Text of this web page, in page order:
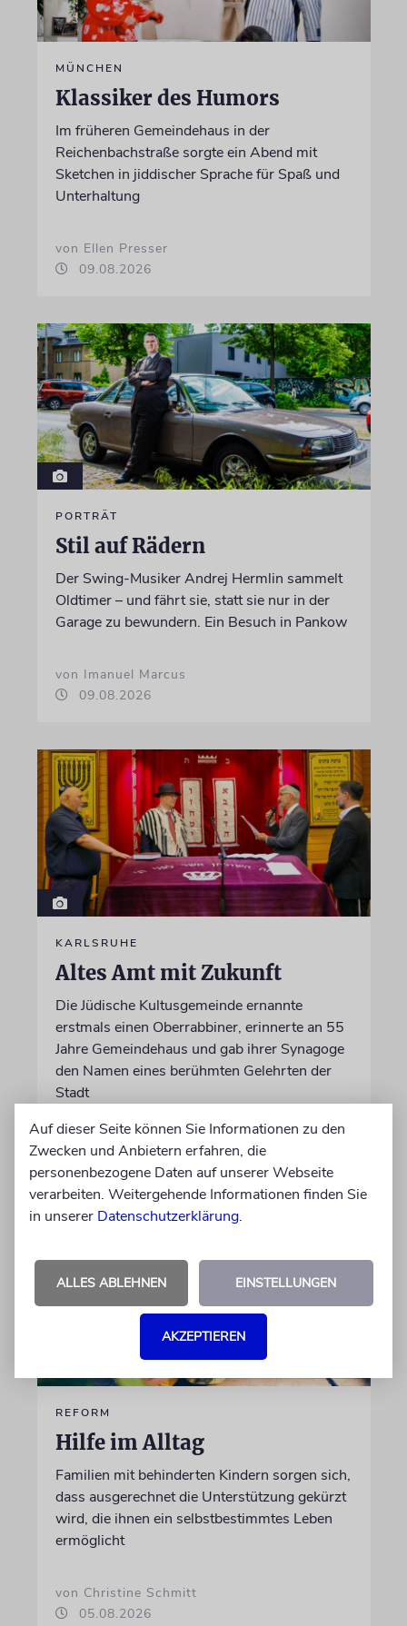
MÜNCHEN
Klassiker des Humors
Im früheren Gemeindehaus in der
Reichenbachstraße sorgte ein Abend mit
Sketchen in jiddischer Sprache für Spaß und
Unterhaltung
von Ellen Presser
09.08.2026
PORTRÄT
Stil auf Rädern
Der Swing-Musiker Andrej Hermlin sammelt
Oldtimer – und fährt sie, statt sie nur in der
Garage zu bewundern. Ein Besuch in Pankow
von Imanuel Marcus
09.08.2026
KARLSRUHE
Altes Amt mit Zukunft
Die Jüdische Kultusgemeinde ernannte
erstmals einen Oberrabbiner, erinnerte an 55
Jahre Gemeindehaus und gab ihrer Synagoge
den Namen eines berühmten Gelehrten der
Stadt
von Mascha Malburg
09.08.2026
REFORM
Hilfe im Alltag
Familien mit behinderten Kindern sorgen sich,
dass ausgerechnet die Unterstützung gekürzt
wird, die ihnen ein selbstbestimmtes Leben
ermöglicht
von Christine Schmitt
05.08.2026
Auf dieser Seite können Sie Informationen zu den
Zwecken und Anbietern erfahren, die
personenbezogene Daten auf unserer Webseite
verarbeiten. Weitergehende Informationen finden Sie
in unserer Datenschutzerklärung.
ALLES ABLEHNEN EINSTELLUNGEN
AKZEPTIEREN